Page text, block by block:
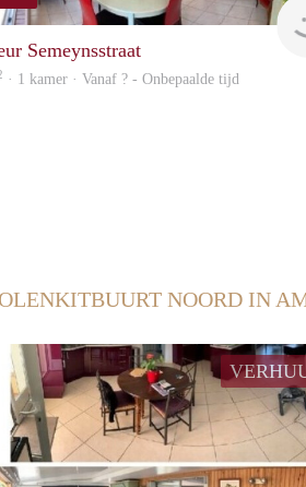
Semeynsstraat
· 1 kamer · Vanaf ? - Onbepaalde tijd
NOORD IN